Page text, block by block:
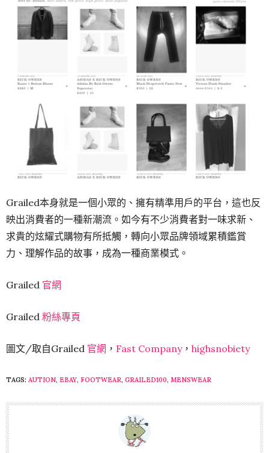
Grailed本身就是一個小眾的、擁有精準用戶的平台，這也反
映出消費者的一種新潮流。如今有不少消費者對一味求新、
求貴的炫耀式購物有所抵觸，轉向小眾品牌領域累積鑑賞
力、理解作品的故事，成為一種商業模式。
Grailed 官網
Grailed 粉絲專頁
圖文/取自Grailed 官網 ， Fast Company， highsnobiety
TAGS: AUTION, EBAY, FOOTWEAR, GRAILED100, MENSWEAR